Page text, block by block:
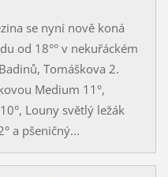
se nyní nově koná
od 18°° v nekuřáckém
Tomáškova 2.
Medium 11°,
Louny světlý ležák
a pšeničný...